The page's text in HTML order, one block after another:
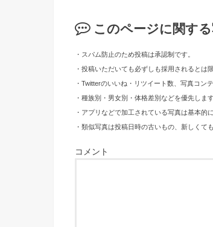
このページに関す
・スパム防止のため投稿は承認制です。
・投稿いただいても必ずしも採用されるとは
・Twitterのいいね・リツイート数、写真コン
・種族別・男女別・体格差別などを優先します
・アプリなどで加工されている写真は基本的
・類似写真は投稿日時の古いもの、新しくて
コメント